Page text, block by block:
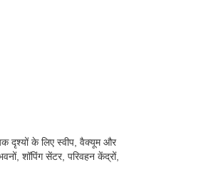
दृश्यों के लिए स्वीप, वैक्यूम और
शॉपिंग सेंटर, परिवहन केंद्रों,